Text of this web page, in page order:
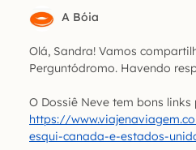
A Bóia
Olá, Sandra! Vamos
Perguntódromo. Havendo
O Dossiê Neve tem bons
https://
esqui-canada-e-estados-